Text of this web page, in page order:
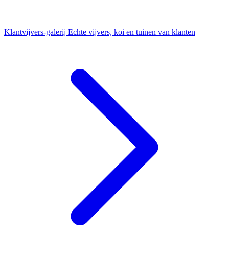
Klantvijvers-galerij Echte vijvers, koi en tuinen van klanten